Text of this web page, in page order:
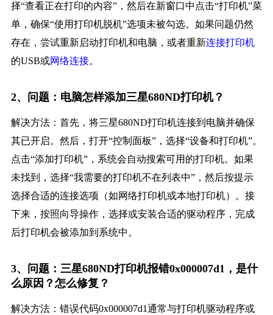
择“查看正在打印的内容”，然后在新窗口中点击“打印机”菜
单，确保“使用打印机脱机”选项未被勾选。如果问题仍然
存在，尝试重新启动打印机和电脑，或者重新连接打印机
的USB或网络连接。
2、问题：电脑怎样添加三星680ND打印机？
解决方法：首先，将三星680ND打印机连接到电脑并确保
其已开启。然后，打开“控制面板”，选择“设备和打印机”。
点击“添加打印机”，系统会自动搜索可用的打印机。如果
未找到，选择“我需要的打印机不在列表中”，然后按提示
选择合适的连接选项（如网络打印机或本地打印机）。接
下来，按照向导操作，选择或安装合适的驱动程序，完成
后打印机会被添加到系统中。
3、问题：三星680ND打印机报错0x000007d1，是什
么原因？怎么修复？
解决方法：错误代码0x000007d1通常与打印机驱动程序或